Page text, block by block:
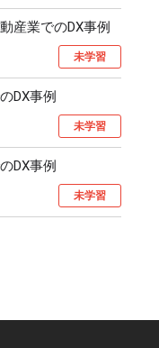
産業でのDX事例
未学習
DX事例
未学習
DX事例
未学習